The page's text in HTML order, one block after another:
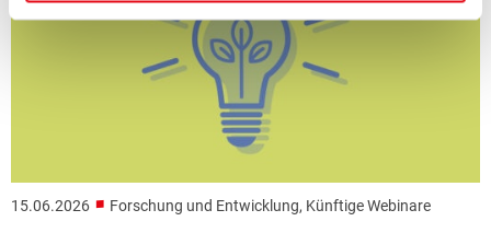
15.06.2026 ■ Forschung und Entwicklung, Künftige Webinare